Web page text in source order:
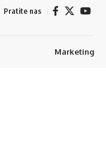
Pratite nas
Marketing